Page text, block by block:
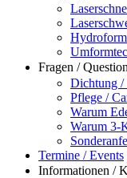
Fragen /
Dichtung /
Pflege /
Warum
Warum 3-
Termine / Events
Informationen /